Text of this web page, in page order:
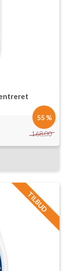
168,00
55 %
TILBUD